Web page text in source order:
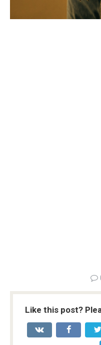
Like this post?